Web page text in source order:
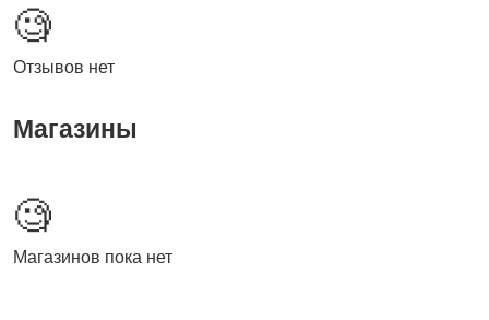
🧐
Отзывов нет
Магазины
🧐
Магазинов пока нет